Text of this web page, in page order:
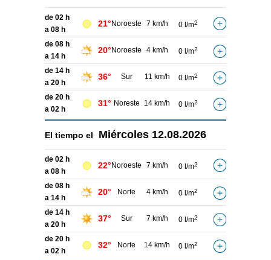
de 02 h
a 08 h
21° Noroeste 7 km/h 0 l/m2
de 08 h
a 14 h
20° Noroeste 4 km/h 0 l/m2
de 14 h
a 20 h
36° Sur 11 km/h 0 l/m2
de 20 h
a 02 h
31° Noreste 14 km/h 0 l/m2
El tiempo el Miércoles 12.08.2026
de 02 h
a 08 h
22° Noroeste 7 km/h 0 l/m2
de 08 h
a 14 h
20° Norte 4 km/h 0 l/m2
de 14 h
a 20 h
37° Sur 7 km/h 0 l/m2
de 20 h
a 02 h
32° Norte 14 km/h 0 l/m2